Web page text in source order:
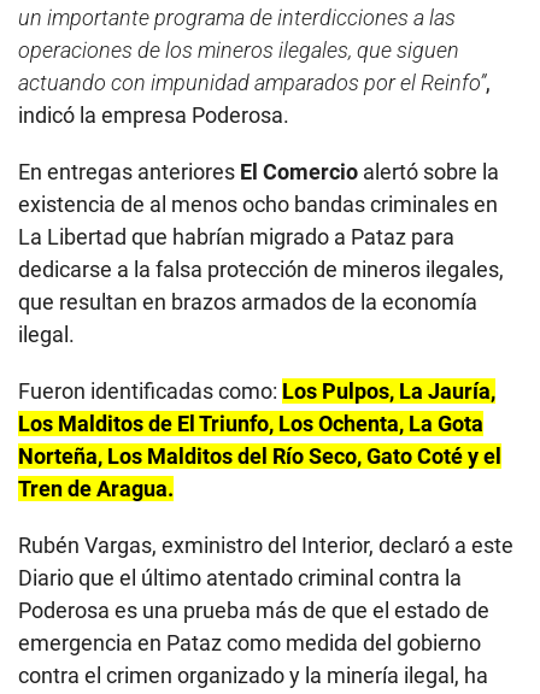
un importante programa de interdicciones a las
operaciones de los mineros ilegales, que siguen
actuando con impunidad amparados por el Reinfo”,
indicó la empresa Poderosa.
En entregas anteriores El Comercio alertó sobre la
existencia de al menos ocho bandas criminales en
La Libertad que habrían migrado a Pataz para
dedicarse a la falsa protección de mineros ilegales,
que resultan en brazos armados de la economía
ilegal.
Fueron identificadas como: Los Pulpos, La Jauría,
Los Malditos de El Triunfo, Los Ochenta, La Gota
Norteña, Los Malditos del Río Seco, Gato Coté y el
Tren de Aragua.
Rubén Vargas, exministro del Interior, declaró a este
Diario que el último atentado criminal contra la
Poderosa es una prueba más de que el estado de
emergencia en Pataz como medida del gobierno
contra el crimen organizado y la minería ilegal, ha